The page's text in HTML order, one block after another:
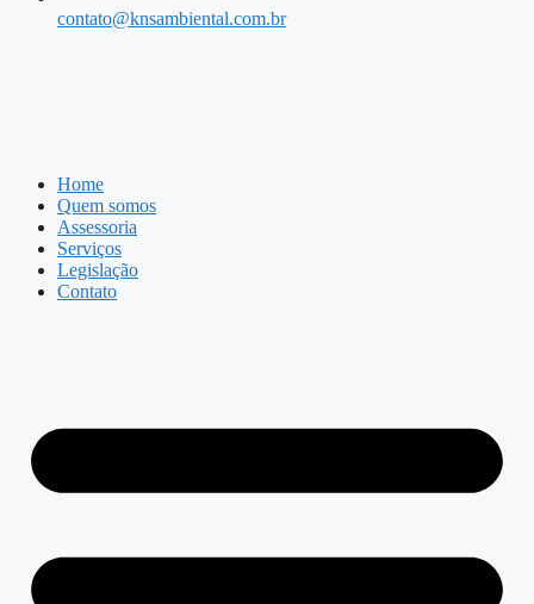
contato@knsambiental.com.br
Home
Quem somos
Assessoria
Serviços
Legislação
Contato